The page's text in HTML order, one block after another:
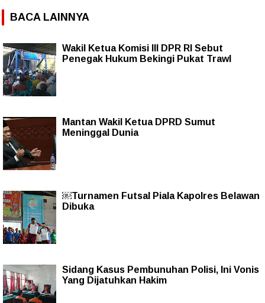
BACA LAINNYA
Wakil Ketua Komisi III DPR RI Sebut
Penegak Hukum Bekingi Pukat Trawl
Mantan Wakil Ketua DPRD Sumut
Meninggal Dunia
￼Turnamen Futsal Piala Kapolres Belawan
Dibuka
Sidang Kasus Pembunuhan Polisi, Ini Vonis
Yang Dijatuhkan Hakim